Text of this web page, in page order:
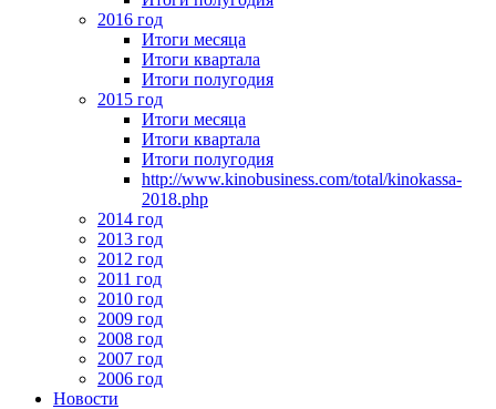
2016 год
Итоги месяца
Итоги квартала
Итоги полугодия
2015 год
Итоги месяца
Итоги квартала
Итоги полугодия
http://www.kinobusiness.com/total/kinokassa-
2018.php
2014 год
2013 год
2012 год
2011 год
2010 год
2009 год
2008 год
2007 год
2006 год
Новости